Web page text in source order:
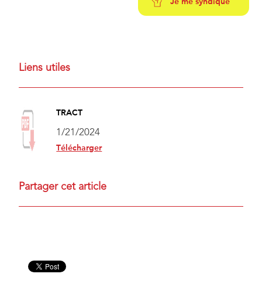
Liens utiles
TRACT
1/21/2024
Télécharger
Partager cet article